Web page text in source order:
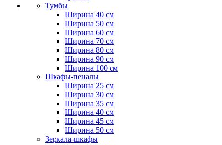
Тумбы
Ширина 40 см
Ширина 50 см
Ширина 60 см
Ширина 70 см
Ширина 80 см
Ширина 90 см
Ширина 100 см
Шкафы-пеналы
Ширина 25 см
Ширина 30 см
Ширина 35 см
Ширина 40 см
Ширина 45 см
Ширина 50 см
Зеркала-шкафы